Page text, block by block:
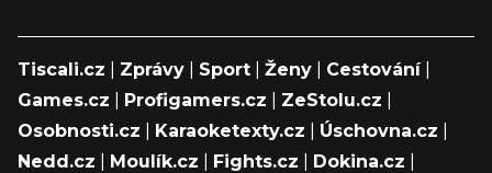
Tiscali.cz Zprávy Sport Ženy Cestování|
Games.cz
Profigamers.cz ZeStolu.cz
Osobnosti.cz
Karaoketexty.cz Úschovna.cz
Nedd.cz
Moulík.cz Fights.cz Dokina.cz